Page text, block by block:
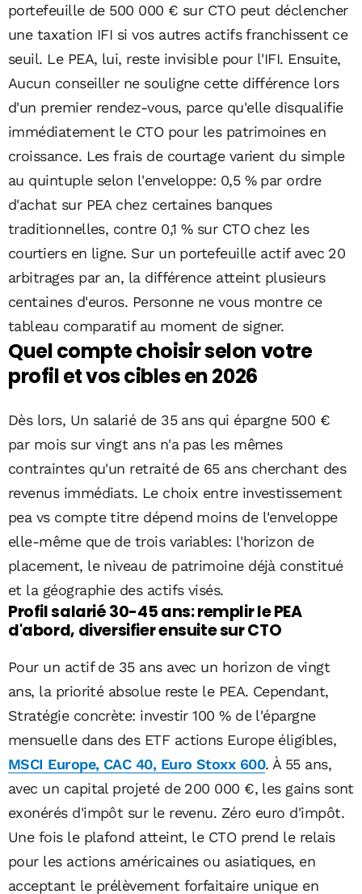
portefeuille de 500 000 € sur CTO peut déclencher
une taxation IFI si vos autres actifs franchissent ce
seuil. Le PEA, lui, reste invisible pour l'IFI. Ensuite,
Aucun conseiller ne souligne cette différence lors
d'un premier rendez-vous, parce qu'elle disqualifie
immédiatement le CTO pour les patrimoines en
croissance. Les frais de courtage varient du simple
au quintuple selon l'enveloppe: 0,5 % par ordre
d'achat sur PEA chez certaines banques
traditionnelles, contre 0,1 % sur CTO chez les
courtiers en ligne. Sur un portefeuille actif avec 20
arbitrages par an, la différence atteint plusieurs
centaines d'euros. Personne ne vous montre ce
tableau comparatif au moment de signer.
Quel compte choisir selon votre
profil et vos cibles en 2026
Dès lors, Un salarié de 35 ans qui épargne 500 €
par mois sur vingt ans n'a pas les mêmes
contraintes qu'un retraité de 65 ans cherchant des
revenus immédiats. Le choix entre investissement
pea vs compte titre dépend moins de l'enveloppe
elle-même que de trois variables: l'horizon de
placement, le niveau de patrimoine déjà constitué
et la géographie des actifs visés.
Profil salarié 30-45 ans: remplir le PEA
d'abord, diversifier ensuite sur CTO
Pour un actif de 35 ans avec un horizon de vingt
ans, la priorité absolue reste le PEA. Cependant,
Stratégie concrète: investir 100 % de l'épargne
mensuelle dans des ETF actions Europe éligibles,
MSCI Europe, CAC 40, Euro Stoxx 600. À 55 ans,
avec un capital projeté de 200 000 €, les gains sont
exonérés d'impôt sur le revenu. Zéro euro d'impôt.
Une fois le plafond atteint, le CTO prend le relais
pour les actions américaines ou asiatiques, en
acceptant le prélèvement forfaitaire unique en